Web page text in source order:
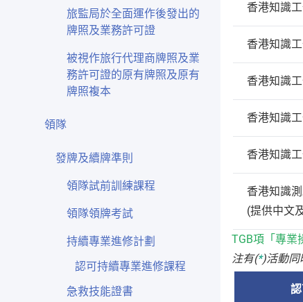
旅監局於全面運作後發出的
牌照及業務許可證
被視作旅行代理商牌照及業
務許可證的原有牌照及原有
牌照複本
領隊
發牌及續牌準則
領隊試前訓練課程
領隊領牌考試
持續專業進修計劃
認可持續專業進修課程
急救技能證書
香港知識
香港知識
香港知識
香港知識
香港知識
香港知識
(提供中文
TGB項「專業
注有(*)活動同